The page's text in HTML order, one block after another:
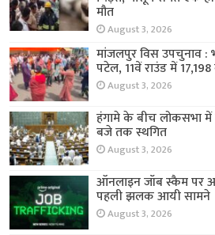
मौत
August 3, 2026
मांजलपुर विस उपचुनाव :
पटेल, 11वें राउंड में
August 3, 2026
हंगामे के बीच लोकसभा में
बजे तक स्थगित
August 3, 2026
ऑनलाइन जॉब स्कैम पर
पहली झलक आयी सामने
August 3, 2026